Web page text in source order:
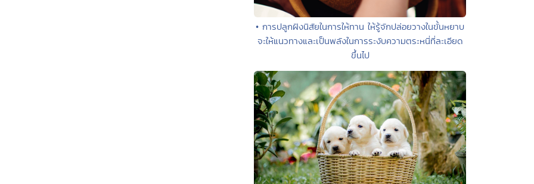
• การปลูกฝังนิสัยในการให้ทาน ให้รู้จักปล่อยวางในขั้นหยาบ
จะให้แนวทางและเป็นพลังในการระงับความตระหนี่ที่ละเอียด
ขึ้นไป